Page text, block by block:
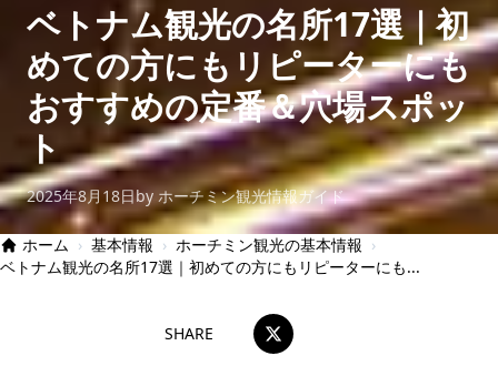
ベトナム観光の名所17選｜初
めての方にもリピーターにも
おすすめの定番＆穴場スポッ
ト
2025年8月18日by ホーチミン観光情報ガイド
ホーム › 基本情報 › ホーチミン観光の基本情報 ›
ベトナム観光の名所17選｜初めての方にもリピーターにも...
SHARE